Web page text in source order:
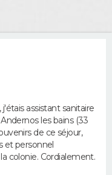
assistant sanitaire
les bains (33
de ce séjour,
et personnel
colonie. Cordialement.